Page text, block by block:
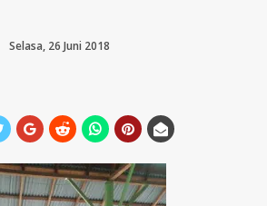
Selasa, 26 Juni 2018